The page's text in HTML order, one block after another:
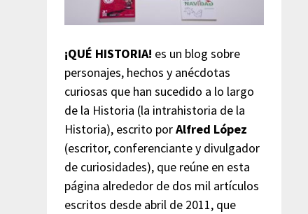
¡QUÉ HISTORIA! es un blog sobre
personajes, hechos y anécdotas
curiosas que han sucedido a lo largo
de la Historia (la intrahistoria de la
Historia), escrito porAlfred López
(escritor, conferenciante y divulgador
de curiosidades), que reúne en esta
página alrededor de dos mil artículos
escritos desde abril de 2011, que